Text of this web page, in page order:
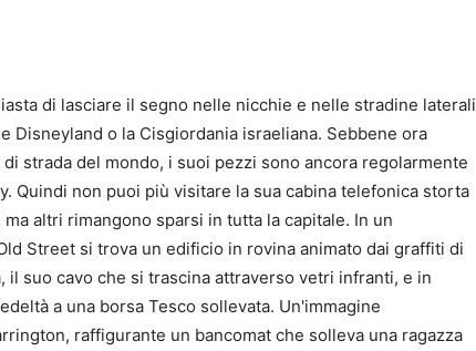
di lasciare il segno nelle nicchie e nelle stradine laterali
Disneyland o la Cisgiordania israeliana. Sebbene ora
strada del mondo, i suoi pezzi sono ancora regolarmente
Quindi non puoi più visitare la sua cabina telefonica storta
altri rimangono sparsi in tutta la capitale. In un
Street si trova un edificio in rovina animato dai graffiti di
il suo cavo che si trascina attraverso vetri infranti, e in
a una borsa Tesco sollevata. Un'immagine
raffigurante un bancomat che solleva una ragazza